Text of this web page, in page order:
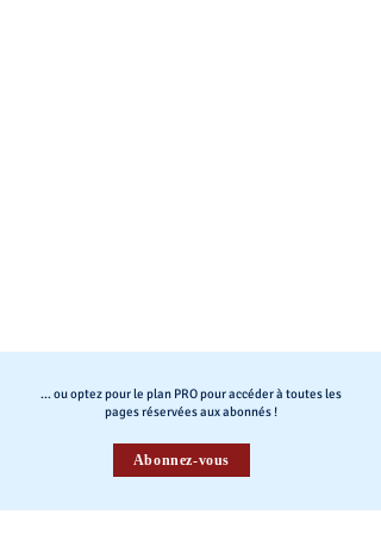
... ou optez pour le plan PRO pour accéder à toutes les
pages réservées aux abonnés !
Abonnez-vous